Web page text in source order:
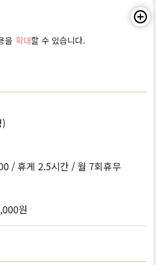
을 확대할 수 있습니다.
/ 휴게 2.5시간 / 월 7회휴무
원